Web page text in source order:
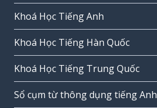
Khoá Học Tiếng Anh
Khoá Học Tiếng Hàn Quốc
Khoá Học Tiếng Trung Quốc
Sổ cụm từ thông dụng tiếng Anh